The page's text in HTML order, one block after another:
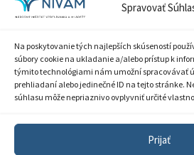
Spravovať
Na poskytovanie tých najlepších skúseností
súbory cookie na ukladanie a/alebo prístup k
týmito technológiami nám umožní spracovávať
prehliadaní alebo jedinečné ID na tejto stránke.
súhlasu môže nepriaznivo ovplyvniť určité
Prijať
DIČ: 2020798714
Zásady ochrany
Sprístupnenie